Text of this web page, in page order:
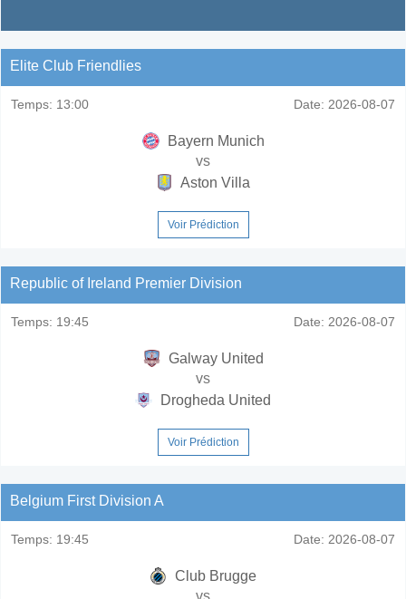
Elite Club Friendlies
Temps: 13:00 Date: 2026-08-07
Bayern Munich
vs
Aston Villa
Voir Prédiction
Republic of Ireland Premier Division
Temps: 19:45 Date: 2026-08-07
Galway United
vs
Drogheda United
Voir Prédiction
Belgium First Division A
Temps: 19:45 Date: 2026-08-07
Club Brugge
vs